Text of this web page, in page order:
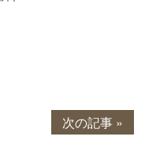
次の記事 »